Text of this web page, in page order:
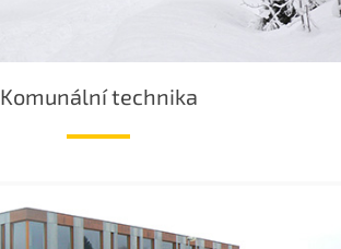
Komunální technika